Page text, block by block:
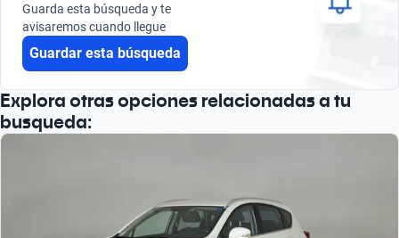
Busca por versión
Guarda esta búsqueda y te
avisaremos cuando llegue
Guardar esta búsqueda
Explora otras opciones relacionadas a tu
busqueda: